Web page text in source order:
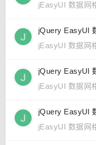
jEasyUI 数据网
jQuery EasyUI
jEasyUI 数据网
jQuery EasyUI
jEasyUI 数据网
jQuery EasyUI
jEasyUI 数据网